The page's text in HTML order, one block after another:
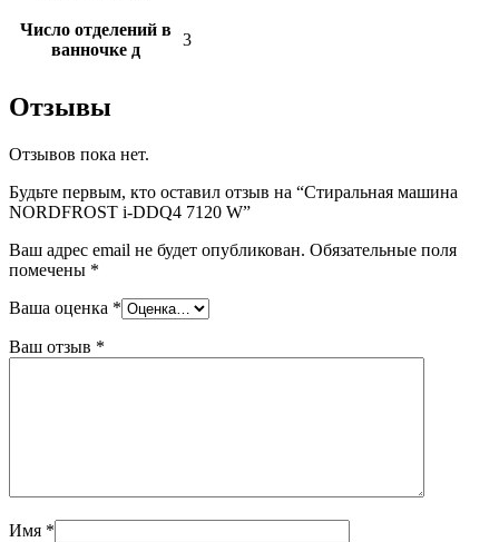
Число отделений в
ванночке д
3
Отзывы
Отзывов пока нет.
Будьте первым, кто оставил отзыв на “Стиральная машина
NORDFROST i-DDQ4 7120 W”
Ваш адрес email не будет опубликован. Обязательные поля
помечены *
Ваша оценка *
Ваш отзыв *
Имя *